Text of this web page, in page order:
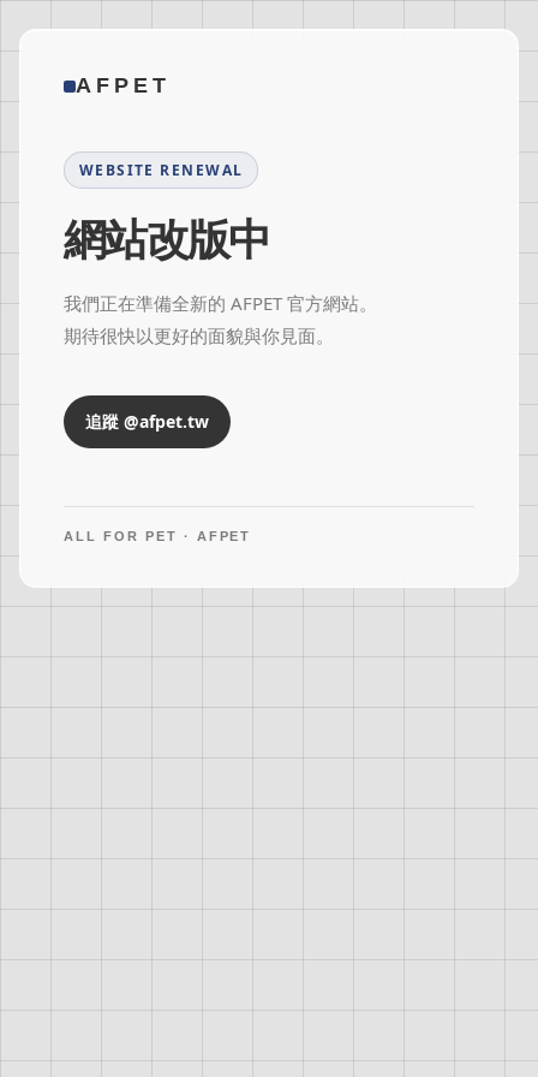
AFPET
WEBSITE RENEWAL
網站改版中
我們正在準備全新的 AFPET 官方網站。
期待很快以更好的面貌與你見面。
追蹤 @afpet.tw
ALL FOR PET · AFPET